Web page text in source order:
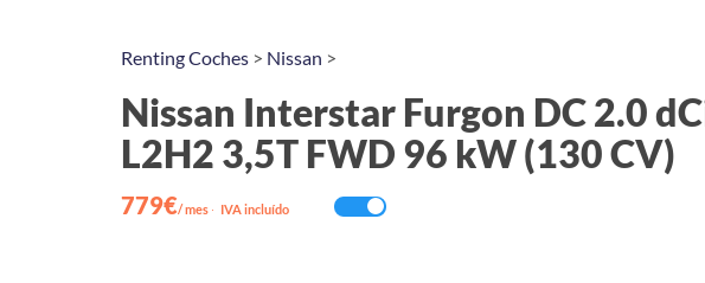
Renting Coches > Nissan >
Nissan Interstar Furgon DC 2.0
L2H2 3,5T FWD 96 kW (130 CV)
779€/ mes · IVA incluído